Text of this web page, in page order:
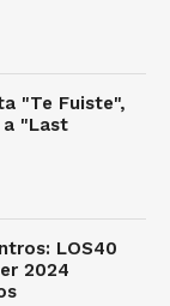
"Te Fuiste",
a "Last
LOS40
2024